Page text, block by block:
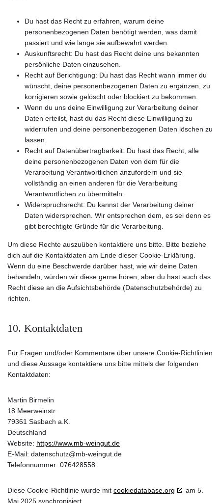
Du hast das Recht zu erfahren, warum deine
personenbezogenen Daten benötigt werden, was damit
passiert und wie lange sie aufbewahrt werden.
Auskunftsrecht: Du hast das Recht deine uns bekannten
persönliche Daten einzusehen.
Recht auf Berichtigung: Du hast das Recht wann immer du
wünscht, deine personenbezogenen Daten zu ergänzen, zu
korrigieren sowie gelöscht oder blockiert zu bekommen.
Wenn du uns deine Einwilligung zur Verarbeitung deiner
Daten erteilst, hast du das Recht diese Einwilligung zu
widerrufen und deine personenbezogenen Daten löschen zu
lassen.
Recht auf Datenübertragbarkeit: Du hast das Recht, alle
deine personenbezogenen Daten von dem für die
Verarbeitung Verantwortlichen anzufordern und sie
vollständig an einen anderen für die Verarbeitung
Verantwortlichen zu übermitteln.
Widerspruchsrecht: Du kannst der Verarbeitung deiner
Daten widersprechen. Wir entsprechen dem, es sei denn es
gibt berechtigte Gründe für die Verarbeitung.
Um diese Rechte auszuüben kontaktiere uns bitte. Bitte beziehe
dich auf die Kontaktdaten am Ende dieser Cookie-Erklärung.
Wenn du eine Beschwerde darüber hast, wie wir deine Daten
behandeln, würden wir diese gerne hören, aber du hast auch das
Recht diese an die Aufsichtsbehörde (Datenschutzbehörde) zu
richten.
10. Kontaktdaten
Für Fragen und/oder Kommentare über unsere Cookie-Richtlinien
und diese Aussage kontaktiere uns bitte mittels der folgenden
Kontaktdaten:
Martin Birmelin
18 Meerweinstr
79361 Sasbach a.K.
Deutschland
Website: https://www.mb-weingut.de
E-Mail: datenschutz@mb-weingut.de
Telefonnummer: 076428558
Diese Cookie-Richtlinie wurde mit cookiedatabase.org
am 5.
Mai 2025 synchronisiert.